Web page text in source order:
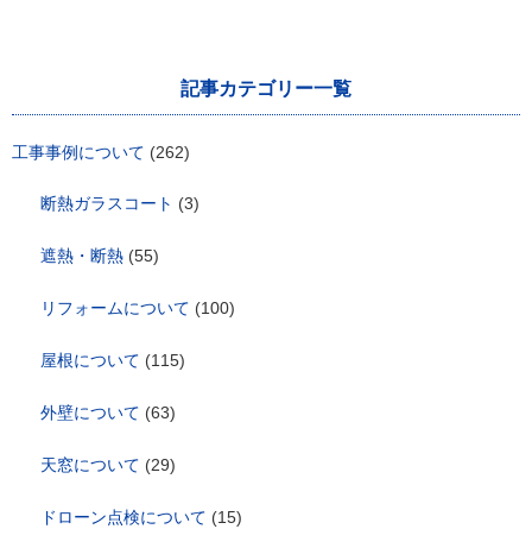
記事カテゴリー一覧
工事事例について (262)
断熱ガラスコート (3)
遮熱・断熱 (55)
リフォームについて (100)
屋根について (115)
外壁について (63)
天窓について (29)
ドローン点検について (15)